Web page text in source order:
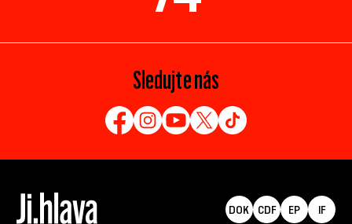
Sledujte nás
DOK CDF EP IF